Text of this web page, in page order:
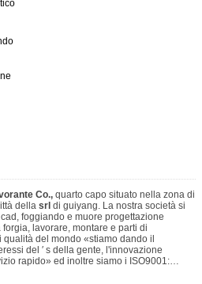
Co., quarto capo situato nella zona di
della srl di guiyang. La nostra società si
foggiando e muore progettazione
lavorare, montare e parti di
del mondo «stiamo dando il
del ′ s della gente, l'innovazione
rapido» ed inoltre siamo i ISO9001: